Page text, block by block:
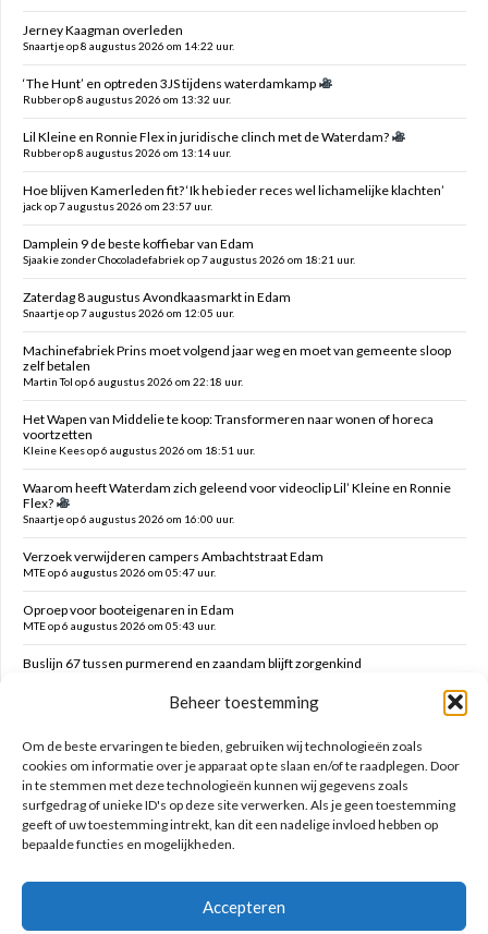
Beheer toestemming
Om de beste ervaringen te bieden, gebruiken wij technologieën zoals
cookies om informatie over je apparaat op te slaan en/of te raadplegen. Door
in te stemmen met deze technologieën kunnen wij gegevens zoals
surfgedrag of unieke ID's op deze site verwerken. Als je geen toestemming
geeft of uw toestemming intrekt, kan dit een nadelige invloed hebben op
bepaalde functies en mogelijkheden.
Accepteren
Jerney Kaagman overleden
Snaartje op 8 augustus 2026 om 14:22 uur.
‘The Hunt’ en optreden 3JS tijdens waterdamkamp
Rubber op 8 augustus 2026 om 13:32 uur.
Lil Kleine en Ronnie Flex in juridische clinch met de Waterdam?
Rubber op 8 augustus 2026 om 13:14 uur.
Hoe blijven Kamerleden fit? ‘Ik heb ieder reces wel lichamelijke klachten’
jack op 7 augustus 2026 om 23:57 uur.
Damplein 9 de beste koffiebar van Edam
Sjaakie zonder Chocoladefabriek op 7 augustus 2026 om 18:21 uur.
Zaterdag 8 augustus Avondkaasmarkt in Edam
Snaartje op 7 augustus 2026 om 12:05 uur.
Machinefabriek Prins moet volgend jaar weg en moet van gemeente sloop
zelf betalen
Martin Tol op 6 augustus 2026 om 22:18 uur.
Het Wapen van Middelie te koop: Transformeren naar wonen of horeca
voortzetten
Kleine Kees op 6 augustus 2026 om 18:51 uur.
Waarom heeft Waterdam zich geleend voor videoclip Lil’ Kleine en Ronnie
Flex?
Snaartje op 6 augustus 2026 om 16:00 uur.
Verzoek verwijderen campers Ambachtstraat Edam
MTE op 6 augustus 2026 om 05:47 uur.
Oproep voor booteigenaren in Edam
MTE op 6 augustus 2026 om 05:43 uur.
Buslijn 67 tussen purmerend en zaandam blijft zorgenkind
Zoeken op deze site